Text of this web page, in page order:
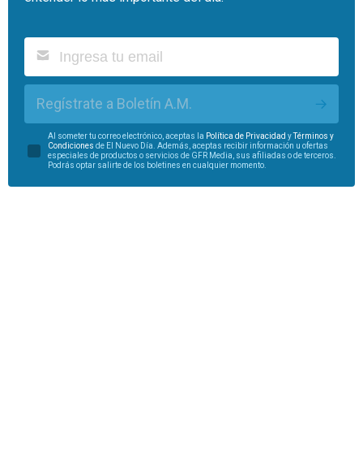
Regístrate a Boletín A.M.
Al someter tu correo electrónico, aceptas la Política de Privacidad yTérminos y
Condiciones de El Nuevo Día. Además, aceptas recibir información u ofertas
especiales de productos o servicios de GFR Media, sus afiliadas o de terceros.
Podrás optar salirte de los boletines en cualquier momento.